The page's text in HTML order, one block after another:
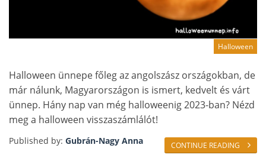
Halloween
Halloween ünnepe főleg az angolszász országokban, de
már nálunk, Magyarországon is ismert, kedvelt és várt
ünnep. Hány nap van még halloweenig 2023-ban? Nézd
meg a halloween visszaszámlálót!
CONTINUE READING
Published by: Gubrán-Nagy Anna